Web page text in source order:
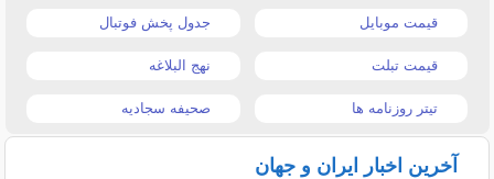
قیمت موبایل جدول پخش فوتبال
قیمت تبلت نهج البلاغه
تیتر روزنامه ها صحیفه سجادیه
آخرین اخبار ایران و جهان